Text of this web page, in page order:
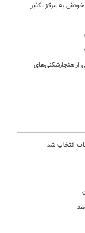
خودش به مرکز تکثیر
از هنجارشکنی‌های
انتخاب شد